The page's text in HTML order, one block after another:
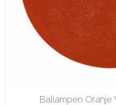
Ballampen Oranje